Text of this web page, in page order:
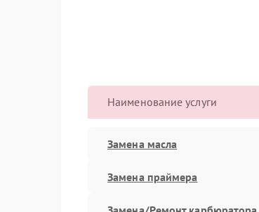
Наименование услуги
Замена масла
Замена праймера